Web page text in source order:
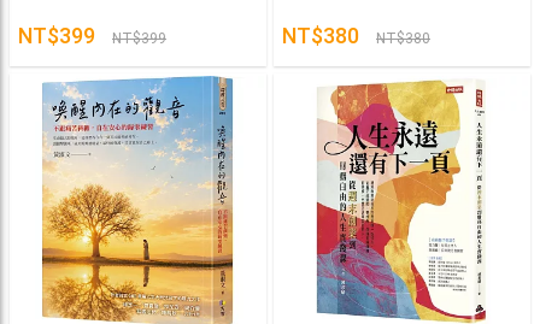
NT$399 NT$399 NT$380 NT$380